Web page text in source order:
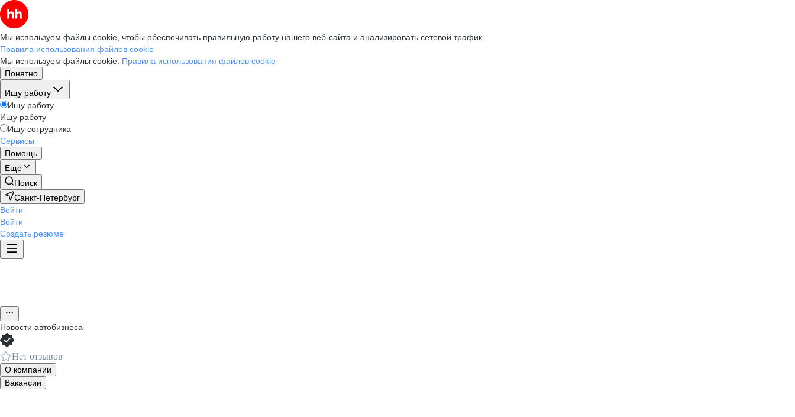
Мы используем файлы cookie, чтобы обеспечивать правильную работу нашего веб-сайта и анализировать сетевой трафик.
Правила использования файлов cookie
Мы используем файлы cookie. Правила использования файлов cookie
Понятно
Ищу работу
Ищу работу
Ищу работу
Ищу сотрудника
Сервисы
Помощь
Ещё
Поиск
Санкт-Петербург
Войти
Войти
Создать резюме
Новости автобизнеса
Нет отзывов
О компании
Вакансии